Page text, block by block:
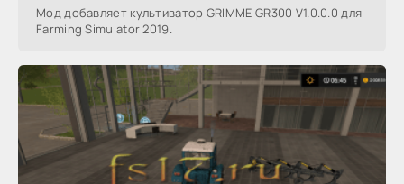
Мод добавляет культиватор GRIMME GR300 V1.0.0.0 для
Farming Simulator 2019.